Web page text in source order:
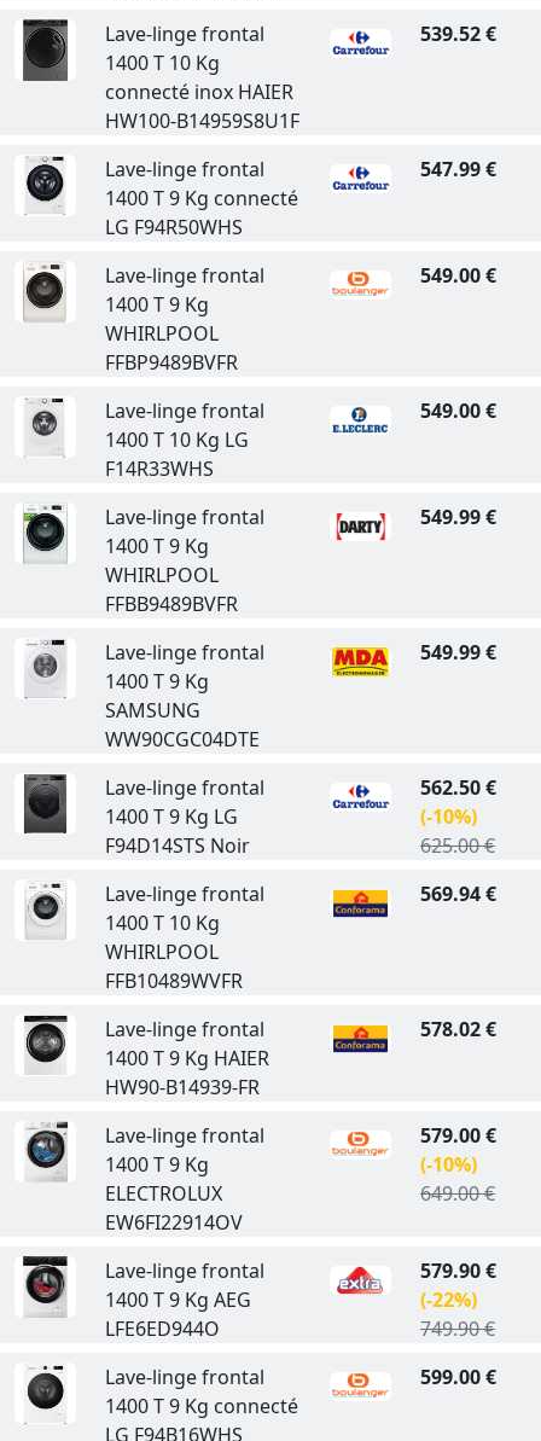
Lave-linge frontal
1400 T 10 Kg
connecté inox HAIER
HW100-B14959S8U1F
539.52 €
Lave-linge frontal
1400 T 9 Kg connecté
LG F94R50WHS
547.99 €
Lave-linge frontal
1400 T 9 Kg
WHIRLPOOL
FFBP9489BVFR
549.00 €
Lave-linge frontal
1400 T 10 Kg LG
F14R33WHS
549.00 €
Lave-linge frontal
1400 T 9 Kg
WHIRLPOOL
FFBB9489BVFR
549.99 €
Lave-linge frontal
1400 T 9 Kg
SAMSUNG
WW90CGC04DTE
549.99 €
Lave-linge frontal
1400 T 9 Kg LG
F94D14STS Noir
562.50 €
(-10%)
625.00 €
Lave-linge frontal
1400 T 10 Kg
WHIRLPOOL
FFB10489WVFR
569.94 €
Lave-linge frontal
1400 T 9 Kg HAIER
HW90-B14939-FR
578.02 €
Lave-linge frontal
1400 T 9 Kg
ELECTROLUX
EW6FI22914OV
579.00 €
(-10%)
649.00 €
Lave-linge frontal
1400 T 9 Kg AEG
LFE6ED944O
579.90 €
(-22%)
749.90 €
Lave-linge frontal
1400 T 9 Kg connecté
LG F94B16WHS
599.00 €